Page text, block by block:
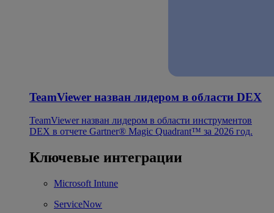
TeamViewer назван лидером в области DEX
TeamViewer назван лидером в области инструментов
DEX в отчете Gartner® Magic Quadrant™ за 2026 год.
Ключевые интеграции
Microsoft Intune
ServiceNow